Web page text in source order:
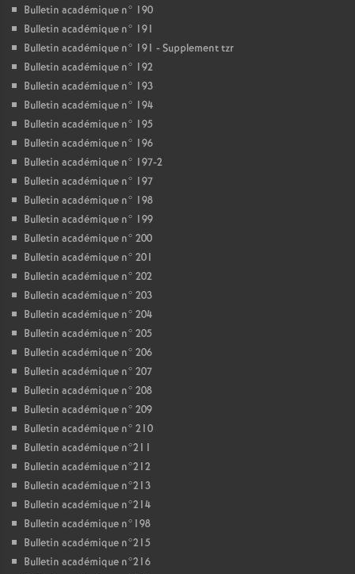
Bulletin académique n° 190
Bulletin académique n° 191
Bulletin académique n° 191 - Supplement tzr
Bulletin académique n° 192
Bulletin académique n° 193
Bulletin académique n° 194
Bulletin académique n° 195
Bulletin académique n° 196
Bulletin académique n° 197-2
Bulletin académique n° 197
Bulletin académique n° 198
Bulletin académique n° 199
Bulletin académique n° 200
Bulletin académique n° 201
Bulletin académique n° 202
Bulletin académique n° 203
Bulletin académique n° 204
Bulletin académique n° 205
Bulletin académique n° 206
Bulletin académique n° 207
Bulletin académique n° 208
Bulletin académique n° 209
Bulletin académique n° 210
Bulletin académique n°211
Bulletin académique n°212
Bulletin académique n°213
Bulletin académique n°214
Bulletin académique n°198
Bulletin académique n°215
Bulletin académique n°216